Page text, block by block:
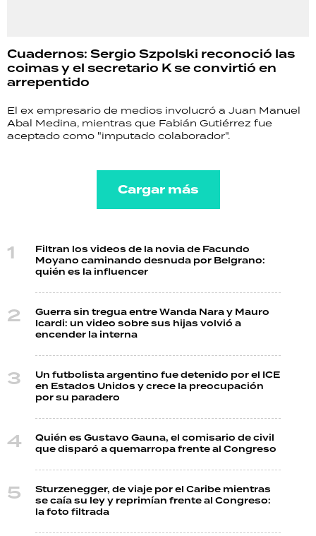
Cuadernos: Sergio Szpolski reconoció las
coimas y el secretario K se convirtió en
arrepentido
El ex empresario de medios involucró a Juan Manuel
Abal Medina, mientras que Fabián Gutiérrez fue
aceptado como "imputado colaborador".
Cargar más
Filtran los videos de la novia de Facundo
Moyano caminando desnuda por Belgrano:
quién es la influencer
Guerra sin tregua entre Wanda Nara y Mauro
Icardi: un video sobre sus hijas volvió a
encender la interna
Un futbolista argentino fue detenido por el ICE
en Estados Unidos y crece la preocupación
por su paradero
Quién es Gustavo Gauna, el comisario de civil
que disparó a quemarropa frente al Congreso
Sturzenegger, de viaje por el Caribe mientras
se caía su ley y reprimían frente al Congreso:
la foto filtrada